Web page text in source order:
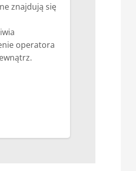
znajdują się
operatora